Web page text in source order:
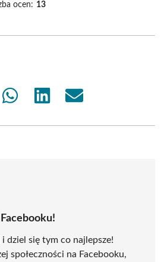
ocen: 13
Share
Share
Share
Facebooku!
dziel się tym co najlepsze!
społeczności na Facebooku,